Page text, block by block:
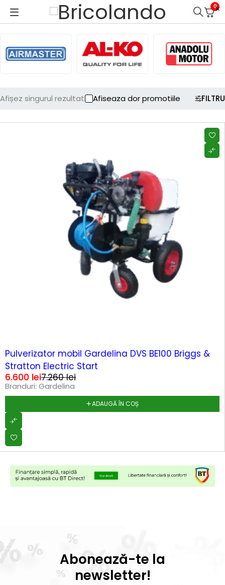
0
FILTRU
Afișez singurul rezultat Afiseaza dor promotiile
Pulverizator mobil Gardelina DVS BE100 Briggs &
Stratton Electric Start
7.260lei
6.600 lei
Branduri: Gardelina
ADAUGĂ ÎN COȘ
Abonează-te la
newsletter!